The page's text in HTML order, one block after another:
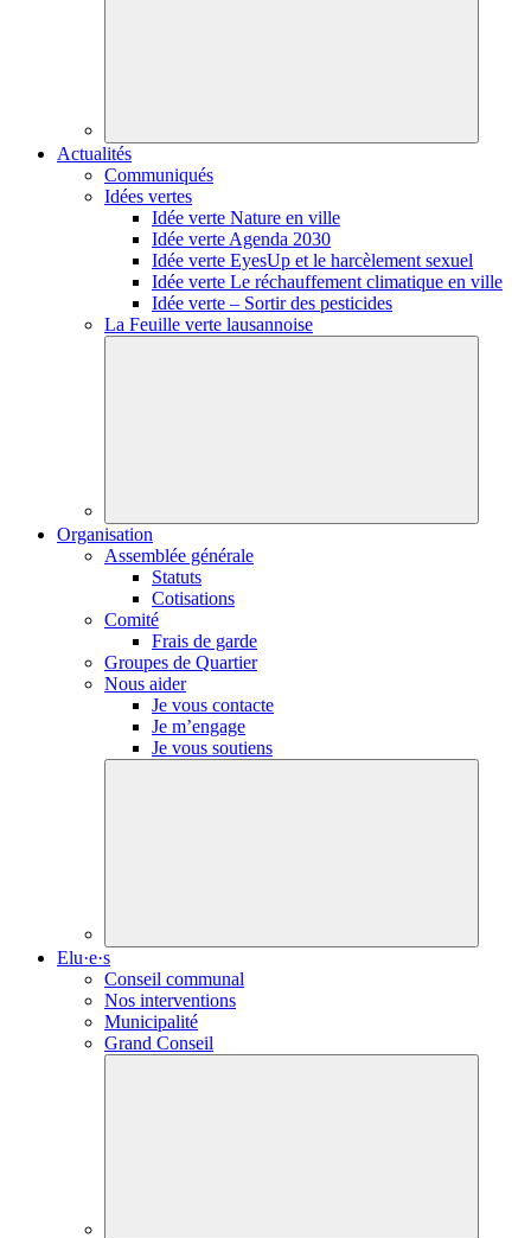
Actualités
Communiqués
Idées vertes
Idée verte Nature en ville
Idée verte Agenda 2030
Idée verte EyesUp et le harcèlement sexuel
Idée verte Le réchauffement climatique en ville
Idée verte – Sortir des pesticides
La Feuille verte lausannoise
Organisation
Assemblée générale
Statuts
Cotisations
Comité
Frais de garde
Groupes de Quartier
Nous aider
Je vous contacte
Je m’engage
Je vous soutiens
Elu·e·s
Conseil communal
Nos interventions
Municipalité
Grand Conseil